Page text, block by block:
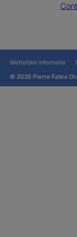
Wettelijke informatie
© 2026 Pierre Fabre